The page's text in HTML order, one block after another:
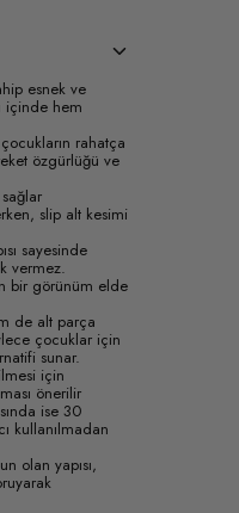
esnek ve
içinde hem
rahatça
özgürlüğü ve
slip alt kesimi
sayesinde
vermez.
bir görünüm elde
de alt parça
çocuklar için
sunar.
için
önerilir
ise 30
kullanılmadan
olan yapısı,